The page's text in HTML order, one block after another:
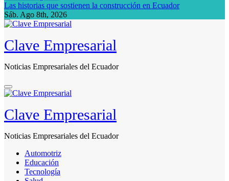
Las historias que sostienen la construcción en Ecuador
Sáb. Ago 8th, 2026
Clave Empresarial
Noticias Empresariales del Ecuador
Clave Empresarial
Noticias Empresariales del Ecuador
Automotriz
Educación
Tecnología